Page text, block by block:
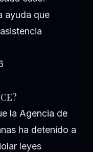
ayuda que
la Agencia de
ha detenido a
leyes